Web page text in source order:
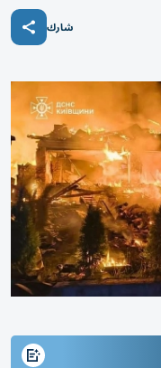
شارك